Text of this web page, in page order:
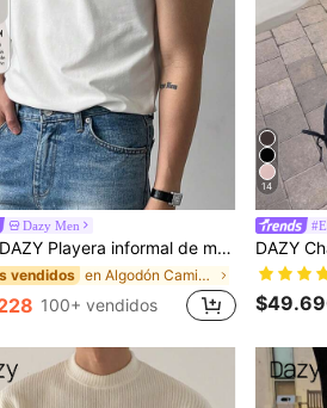
Dazy Men
DAZY Playera informal de manga corta y cuello redondo para hombre en verano
vendidos en Algodón Camisetas de hombre
100+ vendidos
14